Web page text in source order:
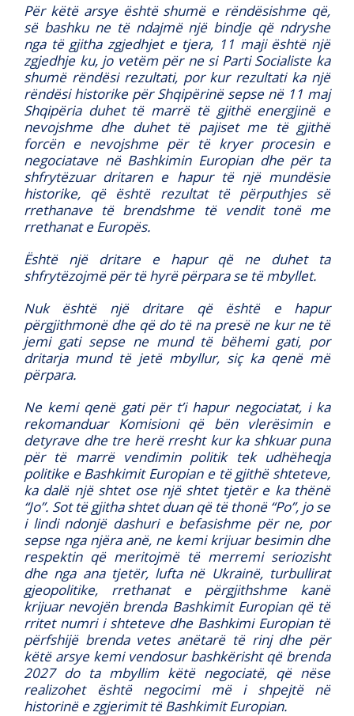
Për këtë arsye është shumë e rëndësishme që,
së bashku ne të ndajmë një bindje që ndryshe
nga të gjitha zgjedhjet e tjera, 11 maji është një
zgjedhje ku, jo vetëm për ne si Parti Socialiste ka
shumë rëndësi rezultati, por kur rezultati ka një
rëndësi historike për Shqipërinë sepse në 11 maj
Shqipëria duhet të marrë të gjithë energjinë e
nevojshme dhe duhet të pajiset me të gjithë
forcën e nevojshme për të kryer procesin e
negociatave në Bashkimin Europian dhe për ta
shfrytëzuar dritaren e hapur të një mundësie
historike, që është rezultat të përputhjes së
rrethanave të brendshme të vendit tonë me
rrethanat e Europës.
Është një dritare e hapur që ne duhet ta
shfrytëzojmë për të hyrë përpara se të mbyllet.
Nuk është një dritare që është e hapur
përgjithmonë dhe që do të na presë ne kur ne të
jemi gati sepse ne mund të bëhemi gati, por
dritarja mund të jetë mbyllur, siç ka qenë më
përpara.
Ne kemi qenë gati për t’i hapur negociatat, i ka
rekomanduar Komisioni që bën vlerësimin e
detyrave dhe tre herë rresht kur ka shkuar puna
për të marrë vendimin politik tek udhëheqja
politike e Bashkimit Europian e të gjithë shteteve,
ka dalë një shtet ose një shtet tjetër e ka thënë
“Jo”. Sot të gjitha shtet duan që të thonë “Po”, jo se
i lindi ndonjë dashuri e befasishme për ne, por
sepse nga njëra anë, ne kemi krijuar besimin dhe
respektin që meritojmë të merremi seriozisht
dhe nga ana tjetër, lufta në Ukrainë, turbullirat
gjeopolitike, rrethanat e përgjithshme kanë
krijuar nevojën brenda Bashkimit Europian që të
rritet numri i shteteve dhe Bashkimi Europian të
përfshijë brenda vetes anëtarë të rinj dhe për
këtë arsye kemi vendosur bashkërisht që brenda
2027 do ta mbyllim këtë negociatë, që nëse
realizohet është negocimi më i shpejtë në
historinë e zgjerimit të Bashkimit Europian.